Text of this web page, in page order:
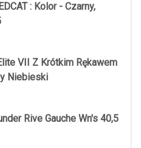
: Kolor - Czarny,
VII Z Krótkim Rękawem
Niebieski
Rive Gauche Wn's 40,5